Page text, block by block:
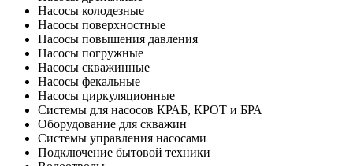
Насосы колодезные
Насосы поверхностные
Насосы повышения давления
Насосы погружные
Насосы скважинные
Насосы фекальные
Насосы циркуляционные
Системы для насосов КРАБ, КРОТ и БРА
Оборудование для скважин
Системы управления насосами
Подключение бытовой техники